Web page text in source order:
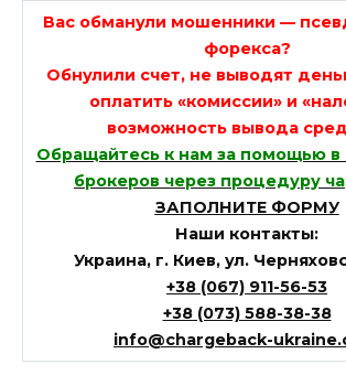
Вас обманули мошенники —
форекса?
Обнулили счет, не выводят
оплатить «комиссии» и
возможность вывода
Обращайтесь к нам за помощью в
брокеров через процедуру
ЗАПОЛНИТЕ ФОРМУ
Наши контакты:
Украина, г. Киев, ул.
+38 (067) 911-56-53
+38 (073) 588-38-38
info@chargeback-